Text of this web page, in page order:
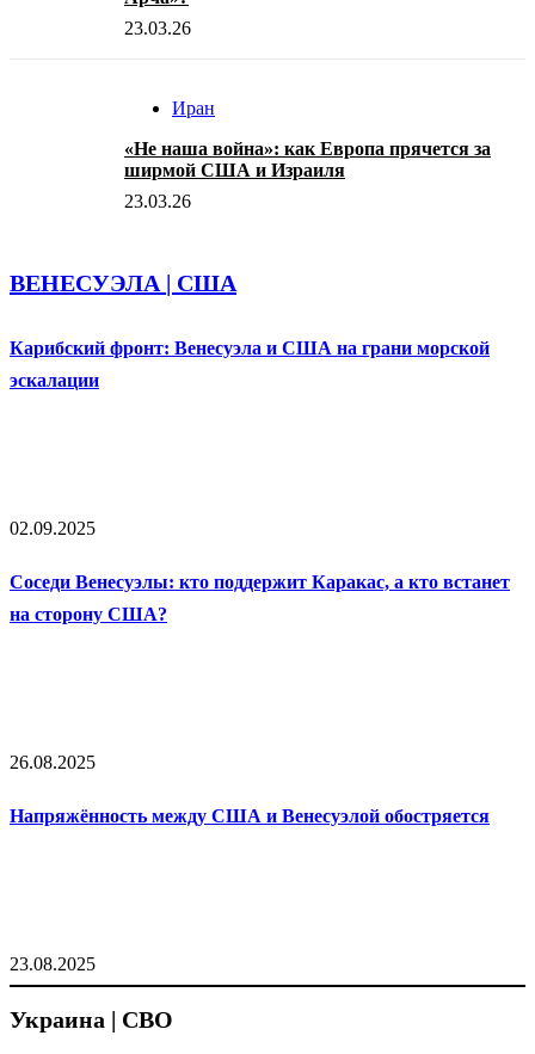
23.03.26
Иран
«Не наша война»: как Европа прячется за
ширмой США и Израиля
23.03.26
ВЕНЕСУЭЛА | США
Карибский фронт: Венесуэла и США на грани морской
эскалации
02.09.2025
Соседи Венесуэлы: кто поддержит Каракас, а кто встанет
на сторону США?
26.08.2025
Напряжённость между США и Венесуэлой обостряется
23.08.2025
Украина | СВО